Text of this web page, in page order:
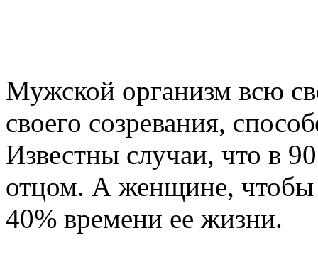
Мужской организм всю
своего созревания,
Известны случаи, что в
отцом. А женщине, чтобы
40% времени ее жизни.